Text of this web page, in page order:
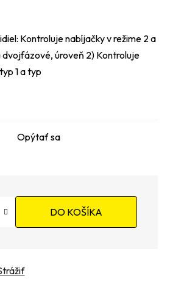
Kontroluje nabíjačky v režime 2 a
dvojfázové, úroveň 2) Kontroluje
1 a typ
Opýtať sa
DO KOŠÍKA